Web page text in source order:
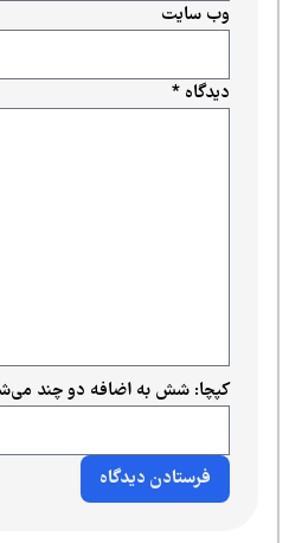
دیدگاه*
وب‌ سایت
کپچا: شش به اضافه دو چند می‌شود؟*